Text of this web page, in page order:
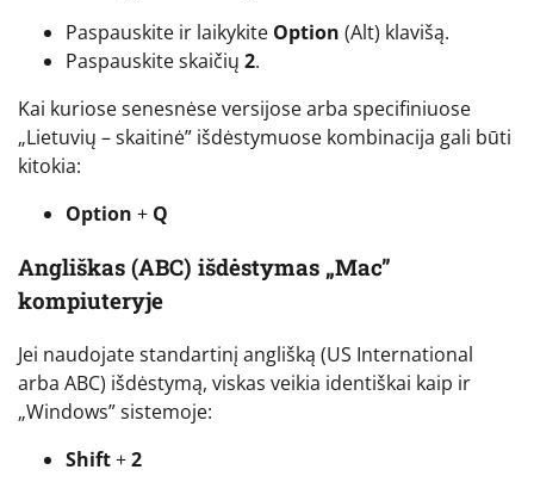
Paspauskite ir laikykite Option (Alt) klavišą.
Paspauskite skaičių 2.
Kai kuriose senesnėse versijose arba specifiniuose
„Lietuvių – skaitinė” išdėstymuose kombinacija gali būti
kitokia:
Option + Q
Angliškas (ABC) išdėstymas „Mac”
kompiuteryje
Jei naudojate standartinį anglišką (US International
arba ABC) išdėstymą, viskas veikia identiškai kaip ir
„Windows” sistemoje:
Shift+2